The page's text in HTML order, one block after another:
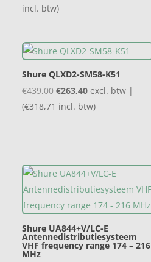
incl. btw)
Shure QLXD2-SM58-K51
€439,00 Oorspronkelijke
prijs
€263,40Huidige
prijs
excl. btw |
(€318,71 incl. btw)
Shure UA844+V/LC-E
Antennedistributiesysteem
VHF frequency range 174 – 216
MHz